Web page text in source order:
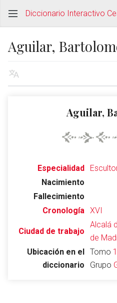
Abrir menú principal
Diccionario Interactivo
Aguilar,
Aguilar,
Especialidad
Nacimiento
Fallecimiento
Cronología XVI
Ciudad de trabajo
Alcalá
de
Ubicación en el
diccionario
Tomo 1
Grupo